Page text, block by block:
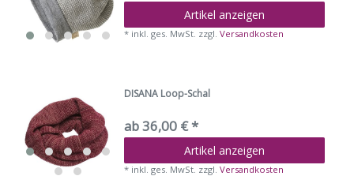
Artikel anzeigen
* inkl. ges. MwSt. zzgl.Versandkosten
DISANA Loop-Schal
ab 36,00 € *
Artikel anzeigen
* inkl. ges. MwSt. zzgl.Versandkosten